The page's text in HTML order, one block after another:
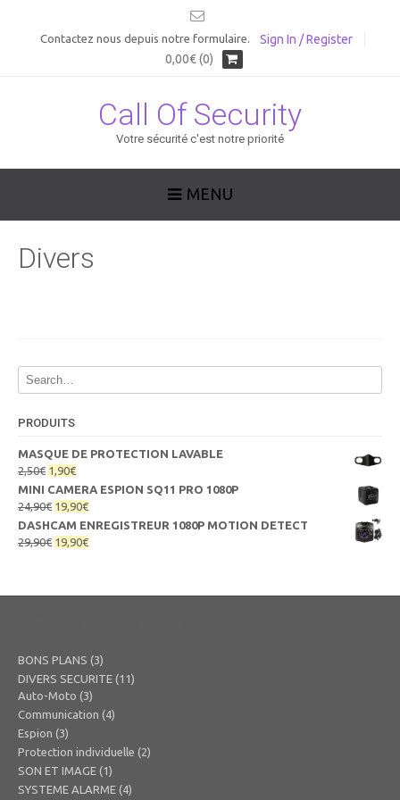
Contactez nous depuis notre formulaire.
Sign In / Register
0,00€ (0)
Call Of Security
Votre sécurité c'est notre priorité
MENU
Divers
PRODUITS
MASQUE DE PROTECTION LAVABLE
2,50€ Le
prix
initial
était :
2,50€.
1,90€Le
prix
actuel
est :
1,90€.
MINI CAMERA ESPION SQ11 PRO 1080P
24,90€ Le
prix
initial
19,90€Le
prix
actuel
DASHCAM ENREGISTREUR 1080P MOTION DETECT
29,90€ Le
19,90€Le
BONS PLANS (3)
DIVERS SECURITE (11)
Auto-Moto (3)
Communication (4)
Espion (3)
Protection individuelle (2)
SON ET IMAGE (1)
SYSTEME ALARME (4)